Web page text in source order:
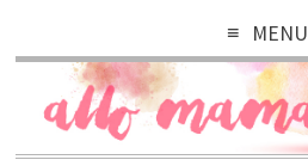
MENU